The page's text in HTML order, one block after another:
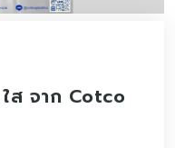
ใส จาก Cotco